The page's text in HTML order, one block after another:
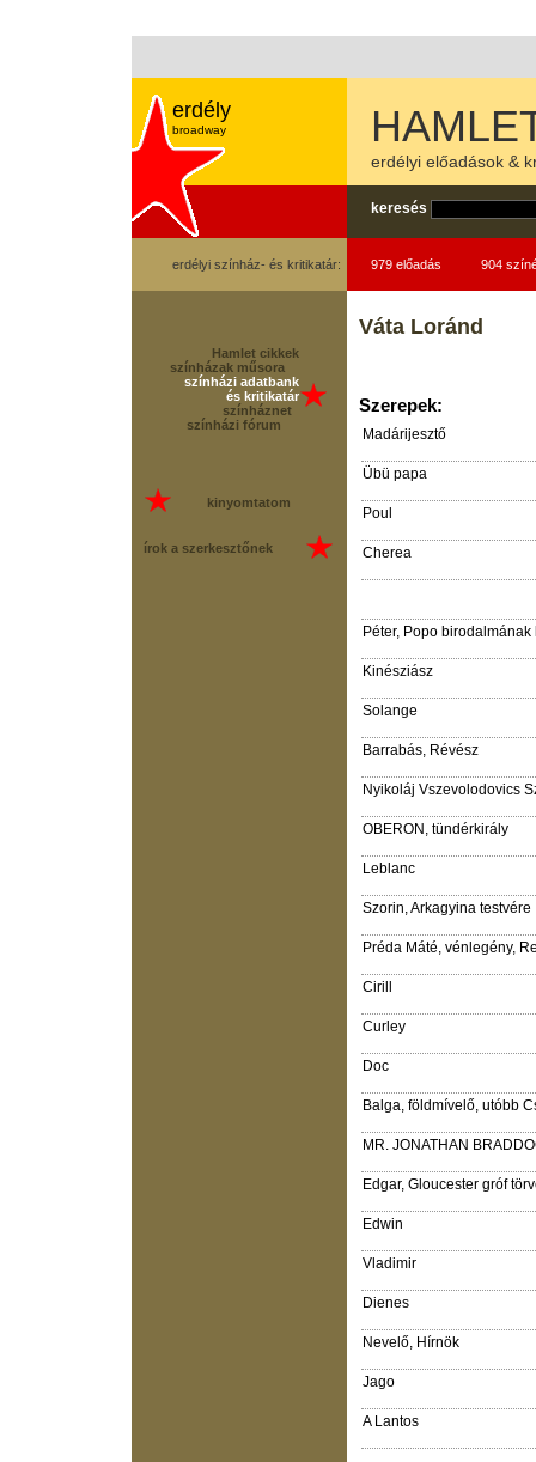
erdély
broadway
erdélyi előadások &
keresés
erdélyi színház- és kritikatár: 979 előadás 904
Váta Loránd
Szerepek:
Madárijesztő
Übü papa
Poul
Cherea
Péter, Popo birodalmának
Kinésziász
Solange
Barrabás, Révész
Nyikoláj Vszevolodovics
OBERON, tündérkirály
Leblanc
Szorin, Arkagyina testvére
Préda Máté, vénlegény,
Cirill
Curley
Doc
Balga, földmívelő, utóbb
MR. JONATHAN
Edgar, Gloucester gróf
Edwin
Vladimir
Dienes
Nevelő, Hírnök
Jago
A Lantos
Hamlet cikkek
színházak műsora
színházi adatbank
és kritikatár
színháznet
színházi fórum
kinyomtatom
írok a szerkesztőnek